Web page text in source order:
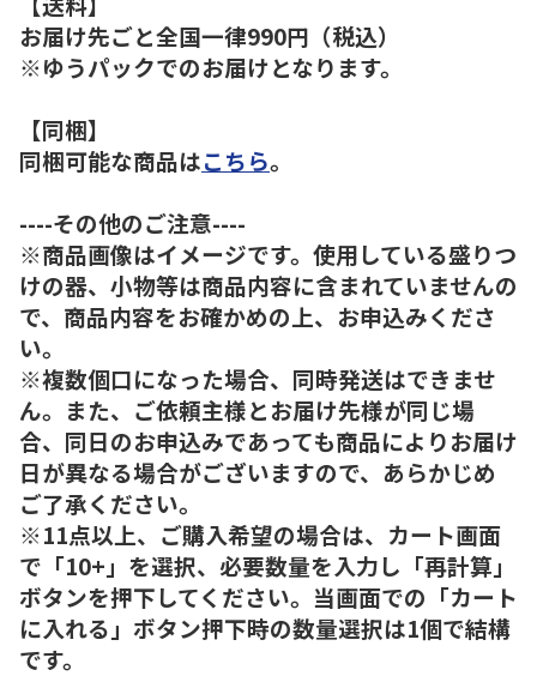
お届け先ごと全国一律990円（税込）
※ゆうパックでのお届けとなります。
【同梱】
同梱可能な商品はこちら。
----その他のご注意----
※商品画像はイメージです。使用している盛りつ
けの器、小物等は商品内容に含まれていませんの
で、商品内容をお確かめの上、お申込みくださ
い。
※複数個口になった場合、同時発送はできませ
ん。また、ご依頼主様とお届け先様が同じ場
合、同日のお申込みであっても商品によりお届け
日が異なる場合がございますので、あらかじめ
ご了承ください。
※11点以上、ご購入希望の場合は、カート画面
で「10+」を選択、必要数量を入力し「再計算」
ボタンを押下してください。当画面での「カート
に入れる」ボタン押下時の数量選択は1個で結構
です。